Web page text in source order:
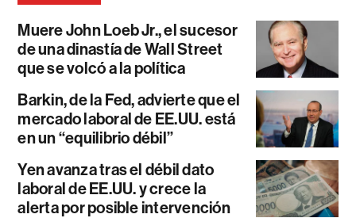
Muere John Loeb Jr., el sucesor
de una dinastía de Wall Street
que se volcó a la política
Barkin, de la Fed, advierte que el
mercado laboral de EE.UU. está
en un “equilibrio débil”
Yen avanza tras el débil dato
laboral de EE.UU. y crece la
alerta por posible intervención